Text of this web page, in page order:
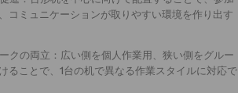
コミュニケーションが取りやすい環境を作り出す
クの両立：広い側を個人作業用、狭い側をグルー
ることで、1台の机で異なる作業スタイルに対応で